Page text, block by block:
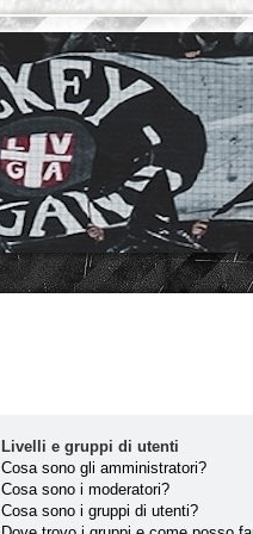
Livelli e gruppi di utenti
Cosa sono gli amministratori?
Cosa sono i moderatori?
Cosa sono i gruppi di utenti?